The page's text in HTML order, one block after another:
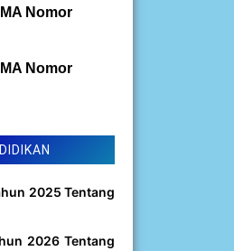
Nomor
Nomor
2025 Tentang
2026 Tentang